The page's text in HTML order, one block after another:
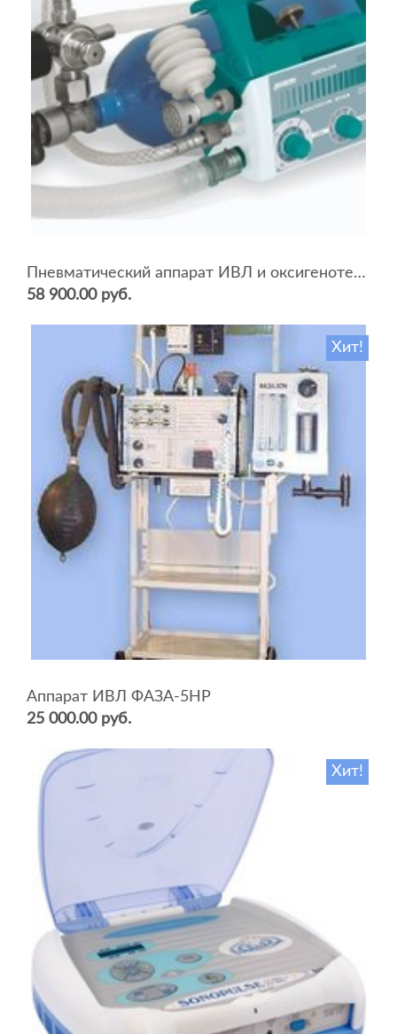
Пневматический аппарат ИВЛ и оксигенотерапии портативный АИВЛп-2/20-«ТМТ»
58 900.00 руб.
Хит!
Аппарат ИВЛ ФАЗА-5НР
25 000.00 руб.
Хит!